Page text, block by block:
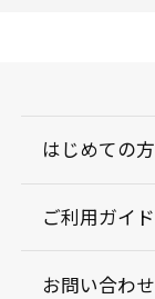
はじめての
ご利用ガイド
お問い合わせ